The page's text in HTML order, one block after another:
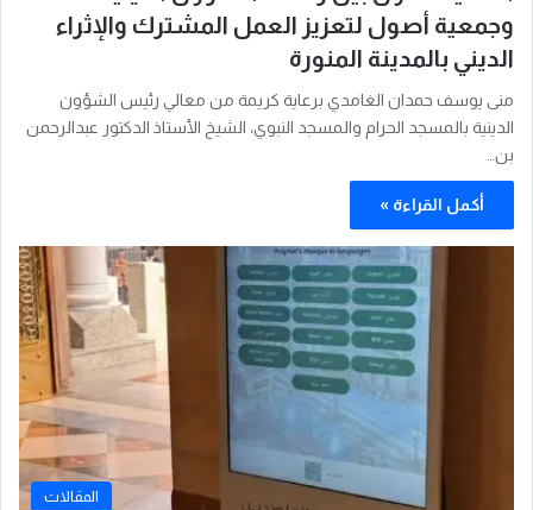
وجمعية أصول لتعزيز العمل المشترك والإثراء
الديني بالمدينة المنورة
منى يوسف حمدان الغامدي برعاية كريمة من معالي رئيس الشؤون
الدينية بالمسجد الحرام والمسجد النبوي، الشيخ الأستاذ الدكتور عبدالرحمن
بن…
أكمل القراءة »
المقالات